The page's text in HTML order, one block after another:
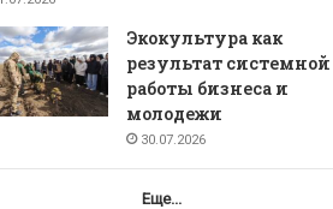
Экокультура как
результат системной
работы бизнеса и
молодежи
30.07.2026
Еще...